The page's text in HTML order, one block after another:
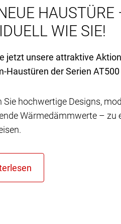
HAUSTÜRE
WIE SIE!
jetzt unsere attraktive
Haustüren der Serien AT500
Sie hochwertige Designs,
Wärmedämmwerte – zu